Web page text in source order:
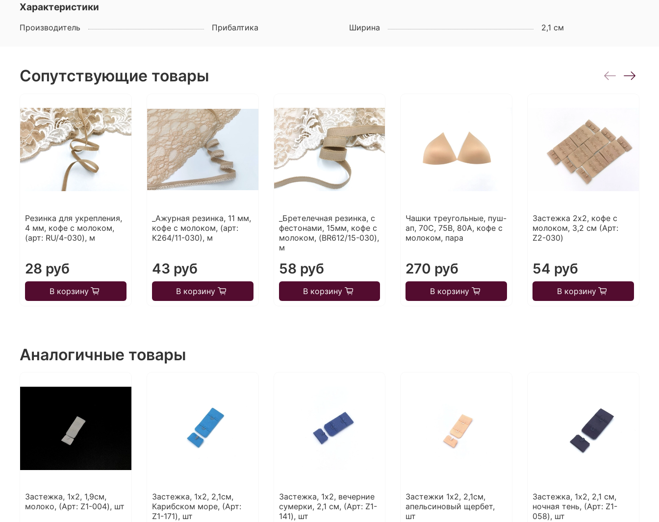
Характеристики
Производитель Прибалтика Ширина 2,1 см
Сопутствующие товары
Резинка для укрепления,
4 мм, кофе с молоком,
(арт: RU/4-030), м
28 руб
В корзину
_Ажурная резинка, 11 мм,
кофе с молоком, (арт:
К264/11-030), м
43 руб
В корзину
_Бретелечная резинка, с
фестонами, 15мм, кофе с
молоком, (BR612/15-030),
м
58 руб
В корзину
Чашки треугольные, пуш-
ап, 70C, 75В, 80A, кофе с
молоком, пара
270 руб
В корзину
Застежка 2х2, кофе с
молоком, 3,2 см (Арт:
Z2-030)
54 руб
В корзину
Аналогичные товары
Застежка, 1х2, 1,9см,
молоко, (Арт: Z1-004), шт
Застежка, 1х2, 2,1см,
Карибском море, (Арт:
Z1-171), шт
Застежка, 1х2, вечерние
сумерки, 2,1 см, (Арт: Z1-
141), шт
Застежки 1х2, 2,1см,
апельсиновый щербет,
шт
Застежка, 1х2, 2,1 см,
ночная тень, (Арт: Z1-
058), шт